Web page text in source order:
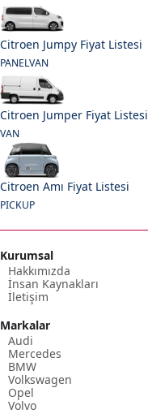
Citroen Jumpy Fiyat Listesi
PANELVAN
Citroen Jumper Fiyat Listesi
VAN
Citroen Amı Fiyat Listesi
PICKUP
Kurumsal
Hakkımızda
İnsan Kaynakları
İletişim
Markalar
Audi
Mercedes
BMW
Volkswagen
Opel
Volvo